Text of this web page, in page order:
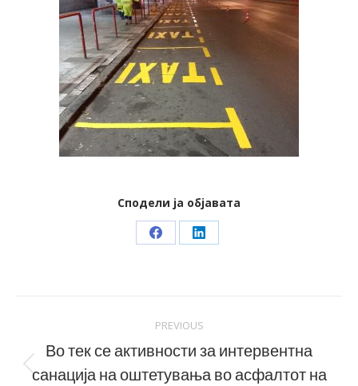
Сподели ја објавата
Share Share
navigation
PREVIOUS
Previous
Во тек се активности за интервентна
санација на оштетувања во асфалтот на